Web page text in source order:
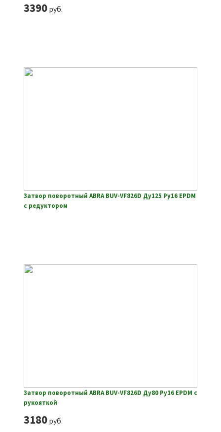
3390руб.
Затвор поворотный ABRA BUV-VF826D Ду125 Ру16 EPDM
с редуктором
Затвор поворотный ABRA BUV-VF826D Ду80 Ру16 EPDM с
рукояткой
3180руб.